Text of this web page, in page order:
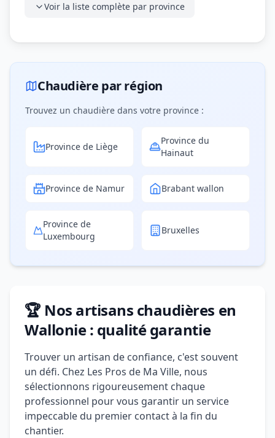
Voir la liste complète par province
Chaudière par région
Trouvez un chaudière dans votre province :
Province de Liège
Province du
Hainaut
Province de Namur Brabant wallon
Province de
Luxembourg
Bruxelles
🏆 Nos artisans chaudières en
Wallonie : qualité garantie
Trouver un artisan de confiance, c'est souvent
un défi. Chez Les Pros de Ma Ville, nous
sélectionnons rigoureusement chaque
professionnel pour vous garantir un service
impeccable du premier contact à la fin du
chantier.